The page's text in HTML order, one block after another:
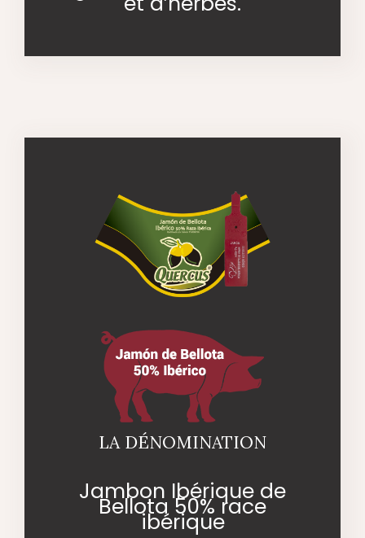
LA DÉNOMINATION
Jambon Ibérique de
Bellota 50% race
ibérique